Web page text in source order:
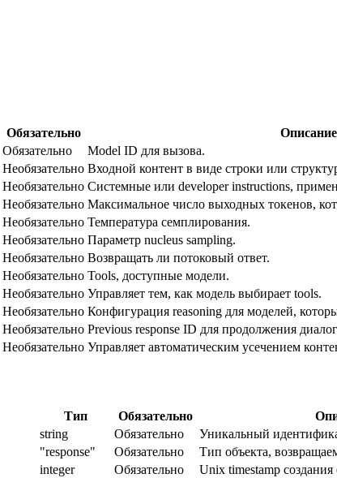
Обязательно
Описание
Обязательно
Model ID для вызова.
Необязательно Входной контент в виде строки или
Необязательно Системные или developer instructions,
Необязательно Максимальное число выходных токенов,
Необязательно Температура семплирования.
Необязательно Параметр nucleus sampling.
Необязательно Возвращать ли потоковый ответ.
Необязательно Tools, доступные модели.
Необязательно Управляет тем, как модель выбирает tools.
Необязательно Конфигурация reasoning для моделей,
Необязательно Previous response ID для продолжения
Необязательно Управляет автоматическим усечением
Тип Обязательно
string Обязательно
Уникальный
"response" Обязательно
Тип объекта,
integer Обязательно
Unix timestamp создания